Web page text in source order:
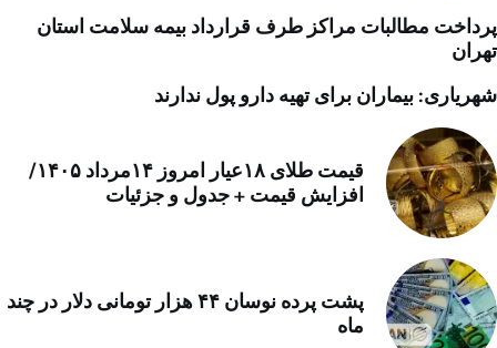
پرداخت مطالبات مراکز طرف قرارداد بیمه سلامت استان
تهران
شهریاری: بیماران برای تهیه دارو پول ندارند
قیمت طلای ۱۸عیار امروز ۱۴مرداد ۱۴۰۵/
افزایش قیمت + جدول و جزئیات
پشت پرده نوسان ۴۴ هزار تومانی دلار در چند
ماه